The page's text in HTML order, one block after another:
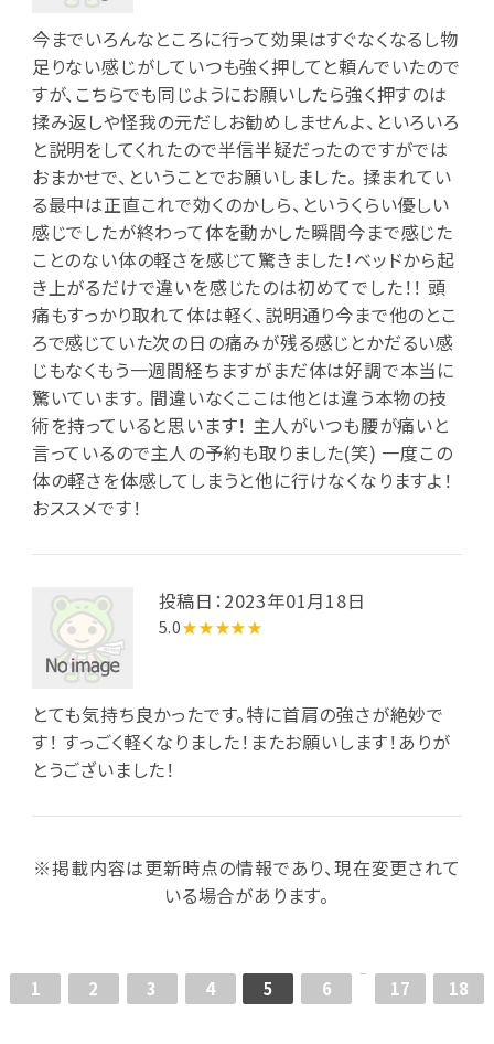
今までいろんなところに行って効果はすぐなくなるし物
足りない感じがしていつも強く押してと頼んでいたので
すが、こちらでも同じようにお願いしたら強く押すのは
揉み返しや怪我の元だしお勧めしませんよ、といろいろ
と説明をしてくれたので半信半疑だったのですがでは
おまかせで、ということでお願いしました。 揉まれてい
る最中は正直これで効くのかしら、というくらい優しい
感じでしたが終わって体を動かした瞬間今まで感じた
ことのない体の軽さを感じて驚きました！ベッドから起
き上がるだけで違いを感じたのは初めてでした！！ 頭
痛もすっかり取れて体は軽く、説明通り今まで他のとこ
ろで感じていた次の日の痛みが残る感じとかだるい感
じもなくもう一週間経ちますがまだ体は好調で本当に
驚いています。 間違いなくここは他とは違う本物の技
術を持っていると思います！ 主人がいつも腰が痛いと
言っているので主人の予約も取りました(笑) 一度この
体の軽さを体感してしまうと他に行けなくなりますよ！
おススメです！
投稿日：2023年01月18日
5.0★★★★★
とても気持ち良かったです。特に首肩の強さが絶妙で
す！ すっごく軽くなりました！またお願いします！ありが
とうございました！
※掲載内容は更新時点の情報であり、現在変更されて
いる場合があります。
1 2 3 4 5 6 17 18